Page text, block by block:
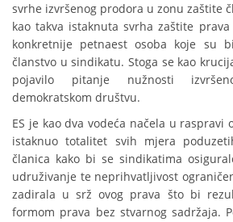
svrhe izvršenog prodora u zonu zaštite
kao takva istaknuta svrha zaštite
konkretnije petnaest osoba koje su
članstvo u sindikatu. Stoga se kao
pojavilo pitanje nužnosti
demokratskom društvu.
ES je kao dva vodeća načela u raspravi
istaknuo totalitet svih mjera
članica kako bi se sindikatima
udruživanje te neprihvatljivost
zadirala u srž ovog prava što bi
formom prava bez stvarnog sadržaja.